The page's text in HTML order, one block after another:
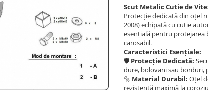
Scut Metalic Cutie de
Protecție dedicată din oțel
2008) echipată cu cutie
esențială pentru protejarea
carosabil.
Caracteristici Esențiale:
🛡️ Protecție Dedicată:
dure, bolovani sau borduri,
🔩 Material Durabil: Oțel
rezistență maximă la